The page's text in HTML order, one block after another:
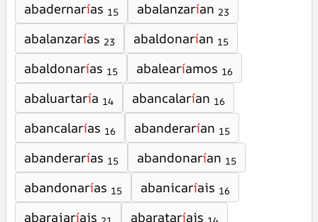
abadernarías 15 abalanzarían 23
abalanzarías 23 abaldonarían 15
abaldonarías 15 abalearíamos 16
abaluartaría 14 abancalarían 16
abancalarías 16 abanderarían 15
abanderarías 15 abandonarían 15
abandonarías 15 abanicaríais 16
abarajaríais abarataríais